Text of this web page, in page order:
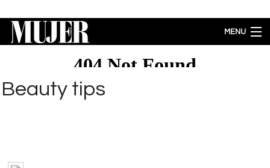
MENU
BIENESTAR
ENTRETENIMIENTO
Beauty tips